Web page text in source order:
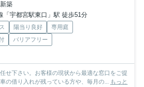
築
「宇都宮駅東口」駅 徒歩51分
陽当り良好
専用庭
バリアフリー
せ下さい。お客様の現状から最適な窓口をご提
の借り入れが残っている方や、毎月の... もっと